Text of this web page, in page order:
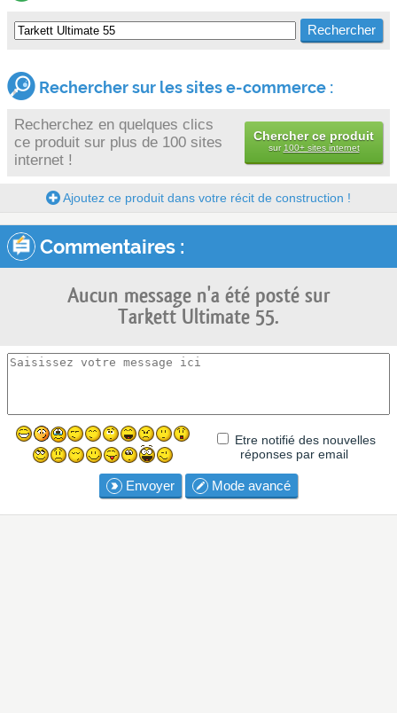
Rechercher sur les sites e-commerce :
Recherchez en quelques clics
ce produit sur plus de 100 sites
internet !
Chercher ce produit
sur 100+ sites internet
Ajoutez ce produit dans votre récit de construction !
Commentaires :
Aucun message n'a été posté sur
Tarkett Ultimate 55.
Etre notifié des nouvelles
réponses par email
Envoyer Mode avancé